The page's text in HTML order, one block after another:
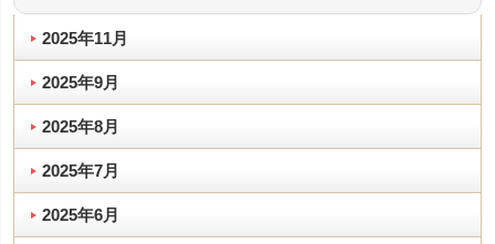
2025年11月
2025年9月
2025年8月
2025年7月
2025年6月